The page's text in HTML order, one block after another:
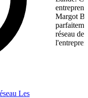
Les
Margot
réseau de